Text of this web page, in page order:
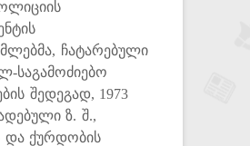
ჩატარებული
საგამოძიებო
შედეგად, 1973
ზ. შ.,
და ქურდობის